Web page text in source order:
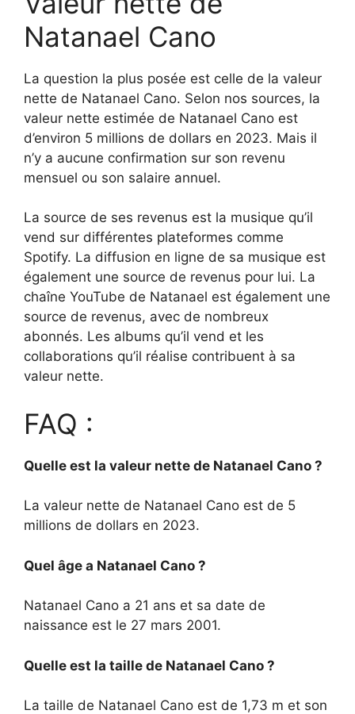
Natanael Cano
La question la plus posée est celle de la valeur
nette de Natanael Cano. Selon nos sources, la
valeur nette estimée de Natanael Cano est
d’environ 5 millions de dollars en 2023. Mais il
n’y a aucune confirmation sur son revenu
mensuel ou son salaire annuel.
La source de ses revenus est la musique qu’il
vend sur différentes plateformes comme
Spotify. La diffusion en ligne de sa musique est
également une source de revenus pour lui. La
chaîne YouTube de Natanael est également une
source de revenus, avec de nombreux
abonnés. Les albums qu’il vend et les
collaborations qu’il réalise contribuent à sa
valeur nette.
FAQ :
Quelle est la valeur nette de Natanael Cano ?
La valeur nette de Natanael Cano est de 5
millions de dollars en 2023.
Quel âge a Natanael Cano ?
Natanael Cano a 21 ans et sa date de
naissance est le 27 mars 2001.
Quelle est la taille de Natanael Cano ?
La taille de Natanael Cano est de 1,73 m et son